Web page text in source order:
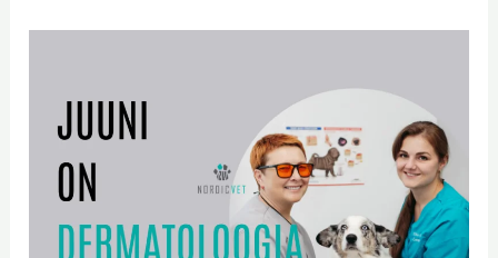
NordicVetis